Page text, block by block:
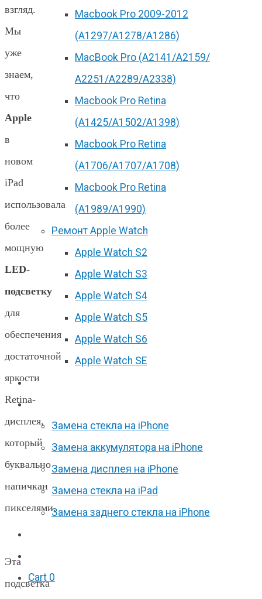
Macbook Pro 2009-2012
(A1297/A1278/A1286)
MacBook Pro (А2141/А2159/
А2251/A2289/A2338)
Macbook Pro Retina
(А1425/A1502/A1398)
Macbook Pro Retina
(А1706/A1707/A1708)
Macbook Pro Retina
(А1989/A1990)
Ремонт Apple Watch
Apple Watch S2
Apple Watch S3
Apple Watch S4
Apple Watch S5
Apple Watch S6
Apple Watch SE
Отзывы
Акции
Замена стекла на iPhone
Замена аккумулятора на iPhone
Замена дисплея на iPhone
Замена стекла на iPad
Замена заднего стекла на iPhone
Cart 0
взгляд.
Мы
уже
знаем,
что
Apple
в
новом
iPad
использовала
более
мощную
LED-
подсветку
для
обеспечения
достаточной
яркости
Retina-
дисплея,
который
буквально
напичкан
пикселями.
Эта
подсветка